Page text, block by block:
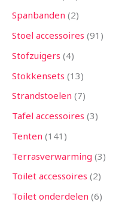
Spanbanden 2
Stoel accessoires 91
Stofzuigers 4
Stokkensets 13
Strandstoelen 7
Tafel accessoires 3
Tenten 141
Terrasverwarming 3
Toilet accessoires 2
Toilet onderdelen 6